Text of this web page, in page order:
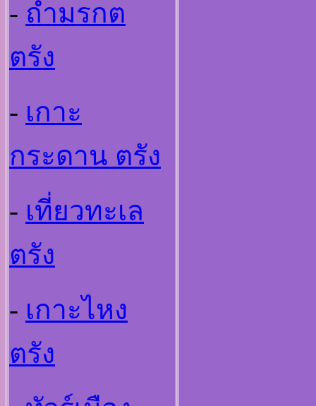
- ถ้ำมรกต
ตรัง
- เกาะ
กระดาน ตรัง
- เที่ยวทะเล
ตรัง
- เกาะไหง
ตรัง